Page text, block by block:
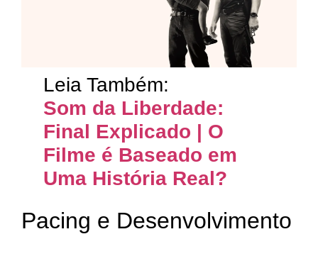
Leia Também:
Som da Liberdade:
Final Explicado | O
Filme é Baseado em
Uma História Real?
Pacing e Desenvolvimento